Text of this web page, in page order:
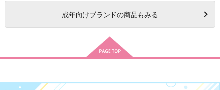
成年向けブランドの商品もみる